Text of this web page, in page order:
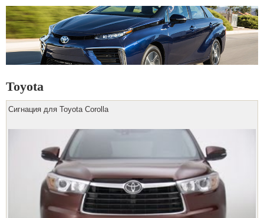
Toyota
Сигнация для Toyota Corolla